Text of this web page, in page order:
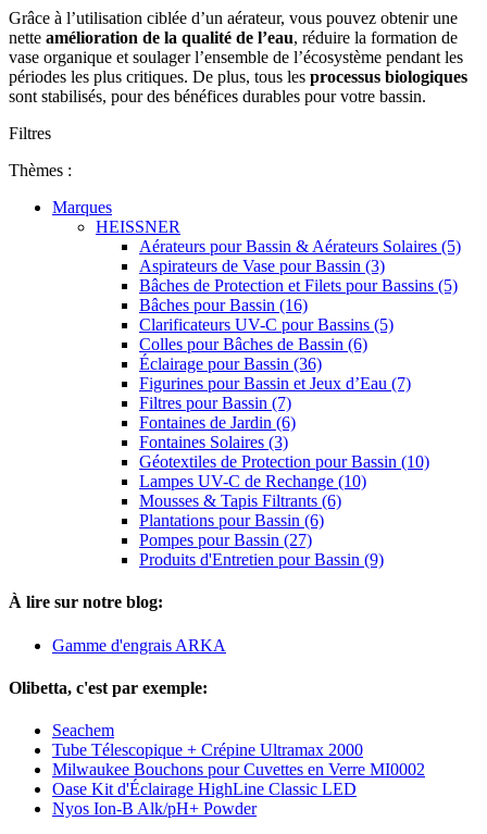
Grâce à l’utilisation ciblée d’un aérateur, vous pouvez obtenir une
nette amélioration de la qualité de l’eau, réduire la formation de
vase organique et soulager l’ensemble de l’écosystème pendant les
périodes les plus critiques. De plus, tous les processus biologiques
sont stabilisés, pour des bénéfices durables pour votre bassin.
Filtres
Thèmes :
Marques
HEISSNER
Aérateurs pour Bassin & Aérateurs Solaires (5)
Aspirateurs de Vase pour Bassin (3)
Bâches de Protection et Filets pour Bassins (5)
Bâches pour Bassin (16)
Clarificateurs UV-C pour Bassins (5)
Colles pour Bâches de Bassin (6)
Éclairage pour Bassin (36)
Figurines pour Bassin et Jeux d’Eau (7)
Filtres pour Bassin (7)
Fontaines de Jardin (6)
Fontaines Solaires (3)
Géotextiles de Protection pour Bassin (10)
Lampes UV-C de Rechange (10)
Mousses & Tapis Filtrants (6)
Plantations pour Bassin (6)
Pompes pour Bassin (27)
Produits d'Entretien pour Bassin (9)
À lire sur notre blog:
Gamme d'engrais ARKA
Olibetta, c'est par exemple:
Seachem
Tube Télescopique + Crépine Ultramax 2000
Milwaukee Bouchons pour Cuvettes en Verre MI0002
Oase Kit d'Éclairage HighLine Classic LED
Nyos Ion-B Alk/pH+ Powder